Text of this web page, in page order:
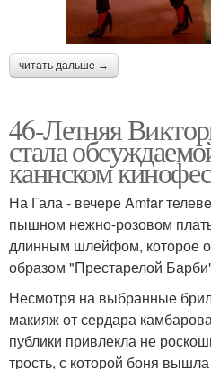
читать дальше →
46-Летняя
стала
каннском
На Гала - вечере Amfar
пышном нежно-розовом
длинным шлейфом, которое
образом "Престарелой
Несмотря на выбранные
макияж от сердара
публики привлекла не
трость, с которой боня